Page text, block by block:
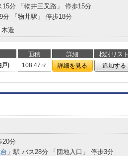
15分 「物井三叉路」 停歩15分
分 「物井駅」 停歩18分
木造
面積 詳細
検討リスト
) 108.47㎡ 詳細を見る 追加する
20分
」駅 バス28分 「団地入口」 停歩3分